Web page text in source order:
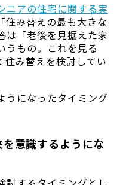
ニアの住宅に関する実
住み替えの最も大きな
は「老後を見据えた家
うもの。これを見る
住み替えを検討してい
うになったタイミング
意識するようにな